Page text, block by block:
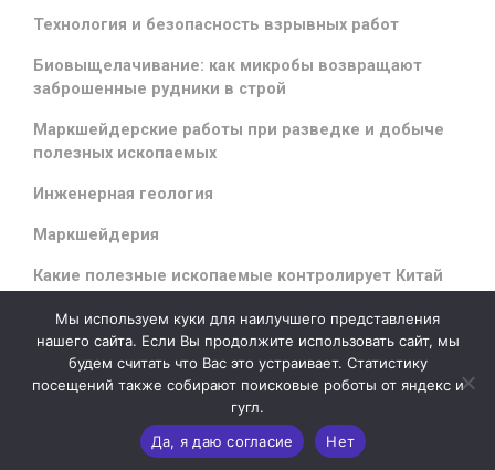
Технология и безопасность взрывных работ
Биовыщелачивание: как микробы возвращают
заброшенные рудники в строй
Маркшейдерские работы при разведке и добыче
полезных ископаемых
Инженерная геология
Маркшейдерия
Какие полезные ископаемые контролирует Китай
evolvetheme by Theme4Press - Powered byWordPress
Мы используем куки для наилучшего представления
нашего сайта. Если Вы продолжите использовать сайт, мы
будем считать что Вас это устраивает. Статистику
посещений также собирают поисковые роботы от яндекс и
гугл.
Да, я даю согласие
Нет